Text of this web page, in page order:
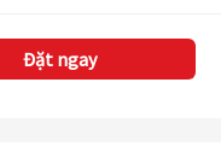
Đặt ngay